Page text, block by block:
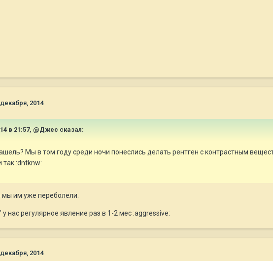
2014
в 21:57, @Джес сказал:
Мы в том году среди ночи понеслись делать рентген с контрастным
:dntknw:
мы им уже переболели.
нас регулярное явление раз в 1-2 мес :aggressive:
2014